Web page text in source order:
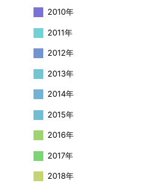
2010年
2011年
2012年
2013年
2014年
2015年
2016年
2017年
2018年